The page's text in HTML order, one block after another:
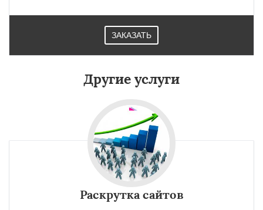
ЗАКАЗАТЬ
Другие услуги
Раскрутка сайтов